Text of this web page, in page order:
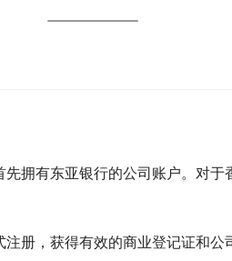
拥有东亚银行的公司账户。对
注册，获得有效的商业登记证和公